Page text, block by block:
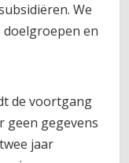
We
en
de voortgang
geen gegevens
jaar